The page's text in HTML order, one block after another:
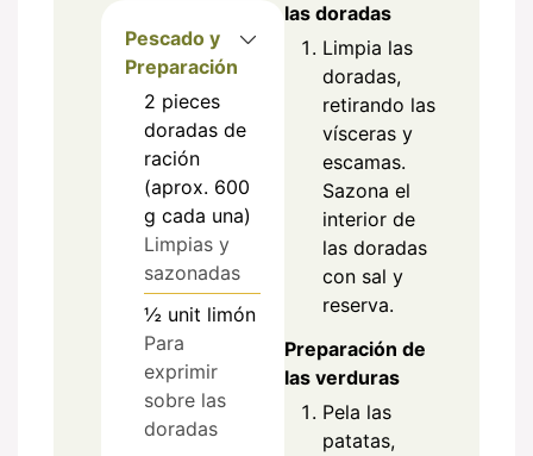
Pescado y
Preparación
2 pieces
doradas de
ración
(aprox. 600
g cada una)
Limpias y
sazonadas
½ unit limón
Para
exprimir
sobre las
doradas
las doradas
Limpia las
doradas,
retirando las
vísceras y
escamas.
Sazona el
interior de
las doradas
con sal y
reserva.
Preparación de
las verduras
Pela las
patatas,